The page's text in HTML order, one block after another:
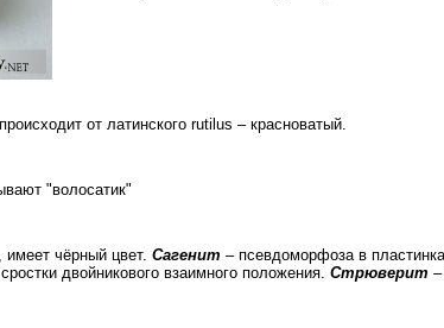
от латинского rutilus – красноватый.
"волосатик"
имеет чёрный цвет. Сагенит – псевдоморфоза в
двойникового взаимного положения. Стрюверит